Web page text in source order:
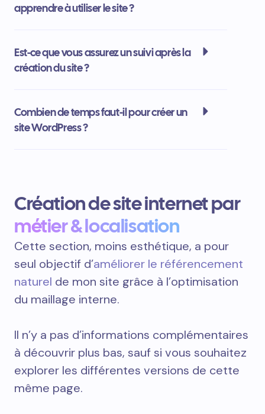
apprendre à utiliser le site ?
Est-ce que vous assurez un suivi après la
création du site ?
Combien de temps faut-il pour créer un
site WordPress ?
Création de site internet par
métier & localisation
Cette section, moins esthétique, a pour
seul objectif d’améliorer le référencement
naturel de mon site grâce à l’optimisation
du maillage interne.
Il n’y a pas d’informations complémentaires
à découvrir plus bas, sauf si vous souhaitez
explorer les différentes versions de cette
même page.